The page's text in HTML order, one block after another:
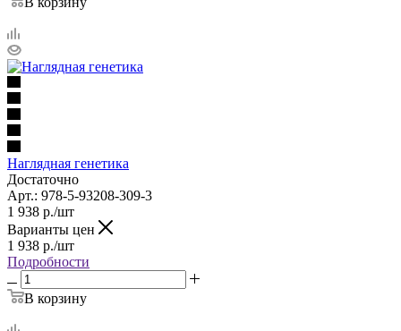
Наглядная генетика
Достаточно
Арт.: 978-5-93208-309-3
1 938 р./шт
Варианты цен
1 938 р./шт
Подробности
В корзину